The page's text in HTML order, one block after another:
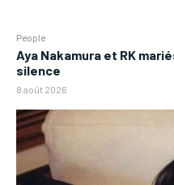
People
Aya Nakamura et RK
silence
8 août 2026